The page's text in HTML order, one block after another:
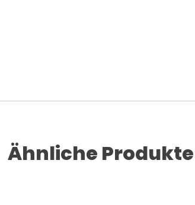
Ähnliche Produkte